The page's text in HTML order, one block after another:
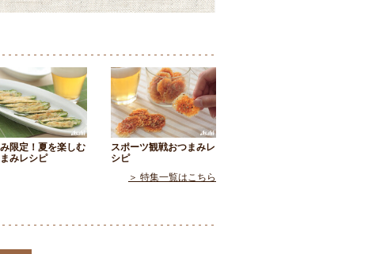
限定！夏を楽しむ
みレシピ
スポーツ観戦おつまみレ
シピ
＞ 特集一覧はこちら